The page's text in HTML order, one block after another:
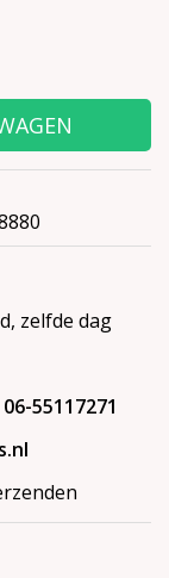
zelfde dag
06-55117271